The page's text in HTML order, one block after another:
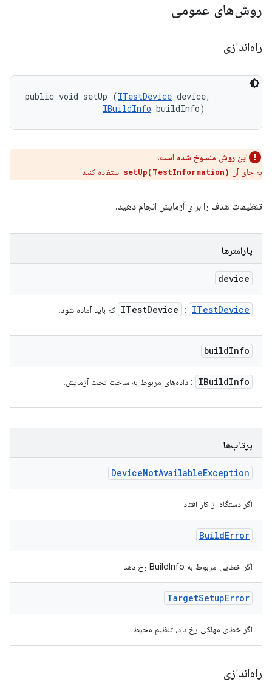
روش‌های عمومی
راه‌اندازی
public void setUp (ITestDevice device,
IBuildInfo buildInfo)
این روش منسوخ شده است.
به جای آن setUp(TestInformation) استفاده کنید
تنظیمات هدف را برای آزمایش انجام دهید.
پارامترها
device
ITestDevice : ITestDevice که باید آماده شود.
buildInfo
IBuildInfo : داده‌های مربوط به ساخت تحت آزمایش.
پرتاب‌ها
DeviceNotAvailableException
اگر دستگاه از کار افتاد
BuildError
اگر خطایی مربوط به BuildInfo رخ دهد
TargetSetupError
اگر خطای مهلکی رخ داد، تنظیم محیط
راه‌اندازی